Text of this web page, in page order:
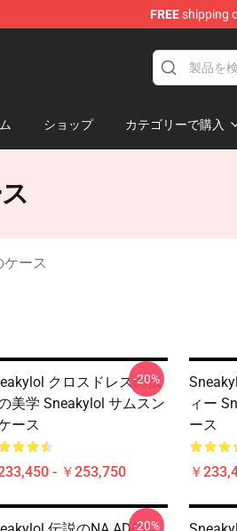
FREEshipping
ショップ カテゴリーで購入
ース
クロスドレスの伝
美学 Sneakylol サムスン
ース
- ￥253,750
-20%
ィー
ース
￥
-20%